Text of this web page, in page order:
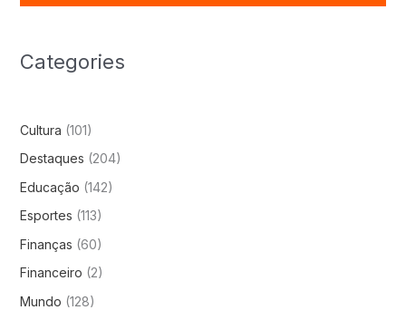
Categories
Cultura (101)
Destaques (204)
Educação (142)
Esportes (113)
Finanças (60)
Financeiro (2)
Mundo (128)